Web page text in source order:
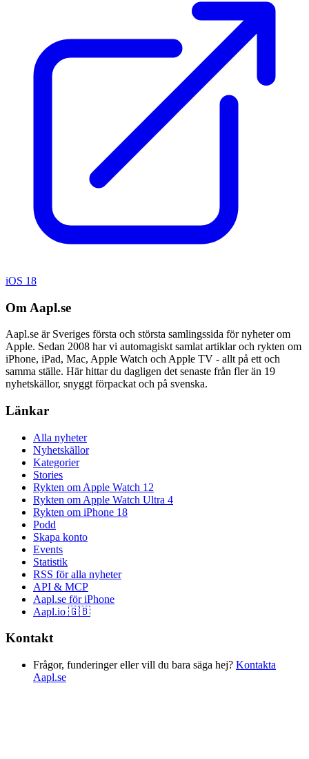
iOS 18
Om Aapl.se
Aapl.se är Sveriges första och största samlingssida för nyheter om
Apple. Sedan 2008 har vi automagiskt samlat artiklar och rykten om
iPhone, iPad, Mac, Apple Watch och Apple TV - allt på ett och
samma ställe. Här hittar du dagligen det senaste från fler än 19
nyhetskällor, snyggt förpackat och på svenska.
Länkar
Alla nyheter
Nyhetskällor
Kategorier
Stories
Rykten om Apple Watch 12
Rykten om Apple Watch Ultra 4
Rykten om iPhone 18
Podd
Skapa konto
Events
Statistik
RSS för alla nyheter
API & MCP
Aapl.se för iPhone
Aapl.io 🇬🇧
Kontakt
Frågor, funderinger eller vill du bara säga hej? Kontakta
Aapl.se